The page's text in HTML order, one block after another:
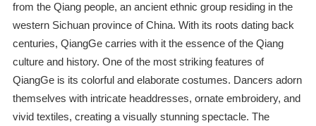
from the Qiang people, an ancient ethnic group residing in the
western Sichuan province of China. With its roots dating back
centuries, QiangGe carries with it the essence of the Qiang
culture and history. One of the most striking features of
QiangGe is its colorful and elaborate costumes. Dancers adorn
themselves with intricate headdresses, ornate embroidery, and
vivid textiles, creating a visually stunning spectacle. The